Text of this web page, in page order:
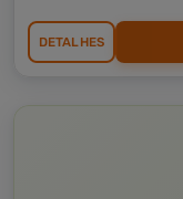
DETALHES